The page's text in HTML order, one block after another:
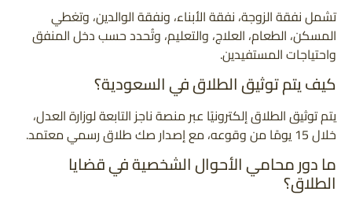
تشمل نفقة الزوجة، نفقة الأبناء، ونفقة الوالدين، وتغطي
المسكن، الطعام، العلاج، والتعليم، وتُحدد حسب دخل المنفق
واحتياجات المستفيدين.
كيف يتم توثيق الطلاق في السعودية؟
يتم توثيق الطلاق إلكترونيًا عبر منصة ناجز التابعة لوزارة العدل،
خلال 15 يومًا من وقوعه، مع إصدار صك طلاق رسمي معتمد.
ما دور محامي الأحوال الشخصية في قضايا
الطلاق؟